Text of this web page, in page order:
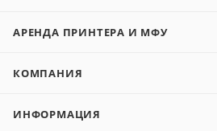
АРЕНДА ПРИНТЕРА И МФУ
КОМПАНИЯ
ИНФОРМАЦИЯ